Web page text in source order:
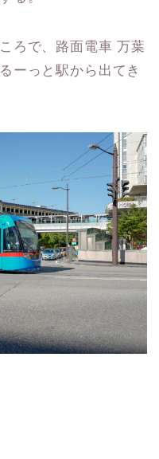
ろで、路面電車 万葉
ーっと駅から出てき